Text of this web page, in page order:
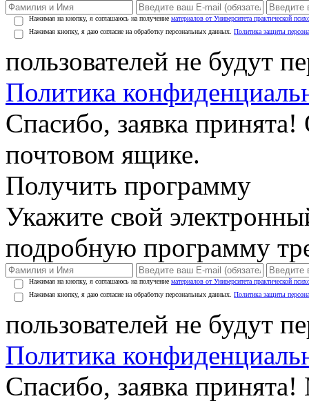
Нажимая на кнопку, я соглашаюсь на получение материалов от Университета практической
Нажимая кнопку, я даю согласие на обработку персональных данных. Политика защиты
пользователей не будут
Политика
Спасибо, заявка
почтовом ящике.
Получить программу
Укажите свой
подробную программу
Нажимая на кнопку, я соглашаюсь на получение материалов от Университета практической
Нажимая кнопку, я даю согласие на обработку персональных данных. Политика защиты
пользователей не будут
Политика
Спасибо, заявка